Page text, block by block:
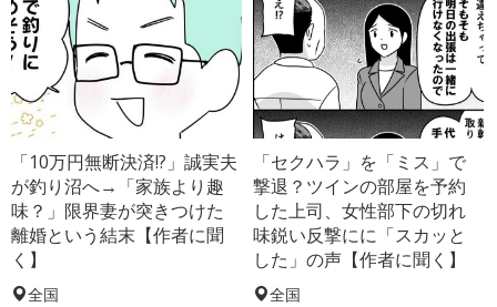
「10万円無断決済!?」誠実夫
が釣り沼へ→「家族より趣
味？」限界妻が突きつけた
離婚という結末【作者に聞
く】
全国
「セクハラ」を「ミス」で
撃退？ツインの部屋を予約
した上司、女性部下の切れ
味鋭い反撃にに「スカッと
した」の声【作者に聞く】
全国